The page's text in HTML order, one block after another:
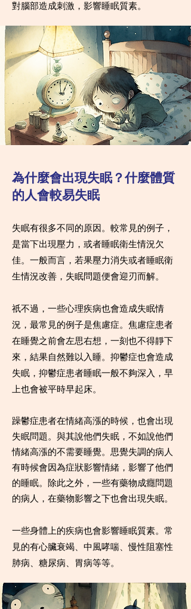
對腦部造成刺激，影響睡眠質素。
為什麼會出現失眠？什麼體質
的人會較易失眠
失眠有很多不同的原因。較常見的例子，
是當下出現壓力，或者睡眠衛生情況欠
佳。一般而言，若果壓力消失或者睡眠衛
生情況改善，失眠問題便會迎刃而解。
祇不過，一些心理疾病也會造成失眠情
況，最常見的例子是焦慮症。焦慮症患者
在睡覺之前會左思右想，一刻也不得靜下
來，結果自然難以入睡。抑鬱症也會造成
失眠，抑鬱症患者睡眠一般不夠深入，早
上也會被平時早起床。
躁鬱症患者在情緒高漲的時候，也會出現
失眠問題。與其說他們失眠，不如說他們
情緒高漲的不需要睡覺。思覺失調的病人
有時候會因為症狀影響情緒，影響了他們
的睡眠。除此之外，一些有藥物成癮問題
的病人，在藥物影響之下也會出現失眠。
一些身體上的疾病也會影響睡眠質素。常
見的有心臟衰竭、中風哮喘、慢性阻塞性
肺病、糖尿病、胃病等等。